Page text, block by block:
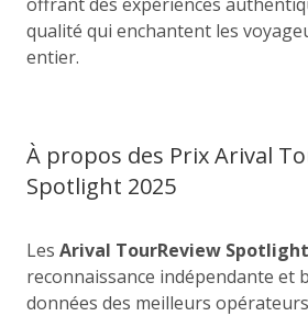
qualité qui enchantent les
entier.
À propos des Prix Arival
Spotlight 2025
Les Arival TourReview
reconnaissance indépendante et
données des meilleurs